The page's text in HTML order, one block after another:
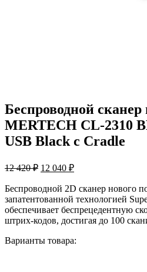
Беспроводной
MERTECH CL-2310
USB Black с Cradle
12 420₽ Первоначальная
составляла
12
420 ₽.
12 040 ₽Текущая
12
040 ₽.
Беспроводной 2D сканер нового
запатентованной технологией
обеспечивает беспрецедентную
штрих-кодов, достигая до 100
Варианты товара: